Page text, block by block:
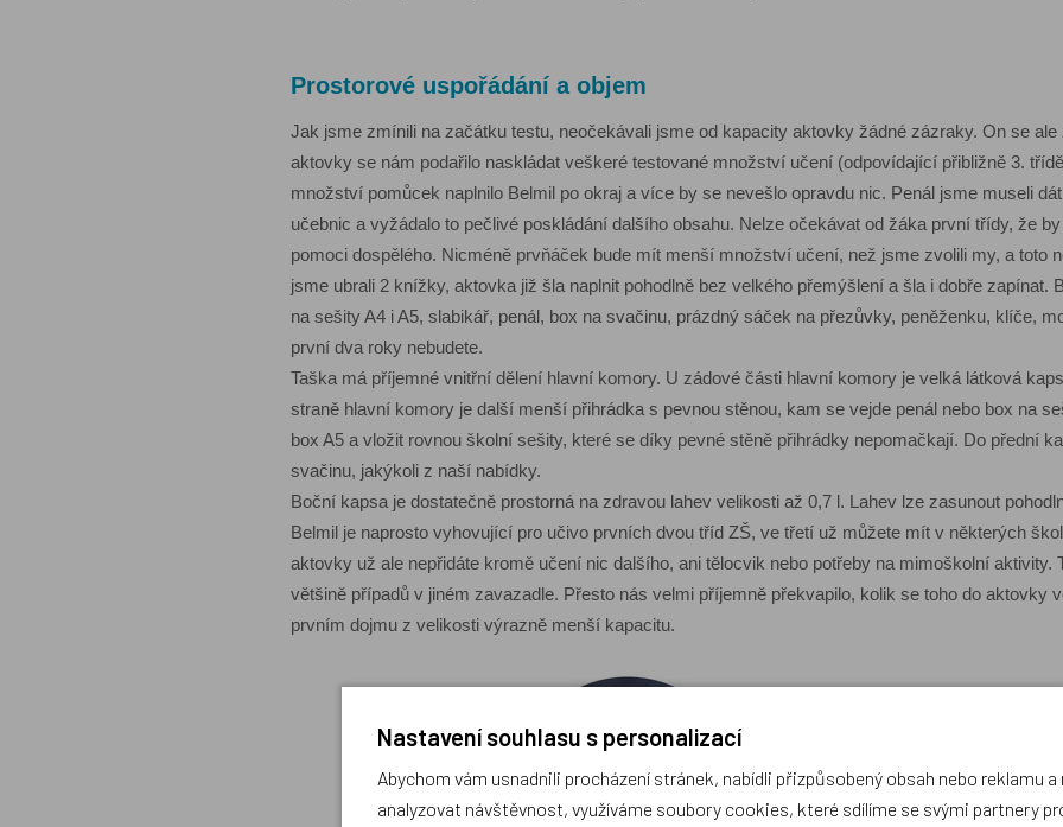
Prostorové uspořádání a objem
Jak jsme zmínili na začátku testu, neočekávali jsme od kapacity aktovky žádné zázraky. On se
aktovky se nám podařilo naskládat veškeré testované množství učení (odpovídající přibližně 3.
množství pomůcek naplnilo Belmil po okraj a více by se nevešlo opravdu nic. Penál jsme museli
učebnic a vyžádalo to pečlivé poskládání dalšího obsahu. Nelze očekávat od žáka první třídy, že
pomoci dospělého. Nicméně prvňáček bude mít menší množství učení, než jsme zvolili my, a toto
jsme ubrali 2 knížky, aktovka již šla naplnit pohodlně bez velkého přemýšlení a šla i dobře zapínat.
na sešity A4 i A5, slabikář, penál, box na svačinu, prázdný sáček na přezůvky, peněženku, klíče,
první dva roky nebudete.
Taška má příjemné vnitřní dělení hlavní komory. U zádové části hlavní komory je velká látková
straně hlavní komory je další menší přihrádka s pevnou stěnou, kam se vejde penál nebo box na
box A5 a vložit rovnou školní sešity, které se díky pevné stěně přihrádky nepomačkají. Do přední
svačinu, jakýkoli z naší nabídky.
Boční kapsa je dostatečně prostorná na zdravou lahev velikosti až 0,7 l. Lahev lze zasunout
Belmil je naprosto vyhovující pro učivo prvních dvou tříd ZŠ, ve třetí už můžete mít v některých
aktovky už ale nepřidáte kromě učení nic dalšího, ani tělocvik nebo potřeby na mimoškolní aktivity.
většině případů v jiném zavazadle. Přesto nás velmi příjemně překvapilo, kolik se toho do aktovky
prvním dojmu z velikosti výrazně menší kapacitu.
Nastavení souhlasu s personalizací
Abychom vám usnadnili procházení stránek, nabídli přizpůsobený obsah nebo reklamu
analyzovat návštěvnost, využíváme soubory cookies, které sdílíme se svými partnery